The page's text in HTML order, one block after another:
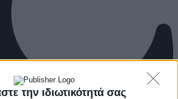
την ιδιωτικότητά σας